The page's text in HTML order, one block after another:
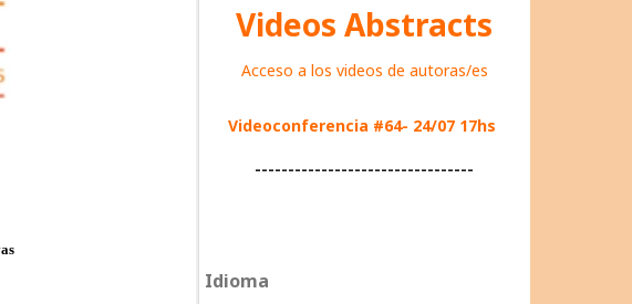
Videos Abstracts
Acceso a los videos de autoras/es
Videoconferencia #64- 24/07 17hs
---------------------------------
Idioma